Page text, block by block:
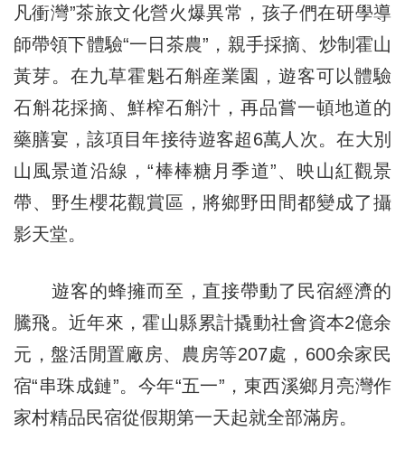
凡衝灣”茶旅文化營火爆異常，孩子們在研學導
師帶領下體驗“一日茶農”，親手採摘、炒制霍山
黃芽。在九草霍魁石斛産業園，遊客可以體驗
石斛花採摘、鮮榨石斛汁，再品嘗一頓地道的
藥膳宴，該項目年接待遊客超6萬人次。在大別
山風景道沿線，“棒棒糖月季道”、映山紅觀景
帶、野生櫻花觀賞區，將鄉野田間都變成了攝
影天堂。
遊客的蜂擁而至，直接帶動了民宿經濟的
騰飛。近年來，霍山縣累計撬動社會資本2億余
元，盤活閒置廠房、農房等207處，600余家民
宿“串珠成鏈”。今年“五一”，東西溪鄉月亮灣作
家村精品民宿從假期第一天起就全部滿房。